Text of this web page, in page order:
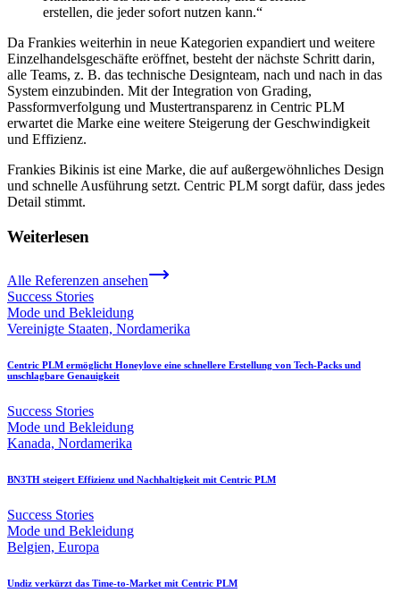
erstellen, die jeder sofort nutzen kann.“
Da Frankies weiterhin in neue Kategorien expandiert und weitere
Einzelhandelsgeschäfte eröffnet, besteht der nächste Schritt darin,
alle Teams, z. B. das technische Designteam, nach und nach in das
System einzubinden. Mit der Integration von Grading,
Passformverfolgung und Mustertransparenz in Centric PLM
erwartet die Marke eine weitere Steigerung der Geschwindigkeit
und Effizienz.
Frankies Bikinis ist eine Marke, die auf außergewöhnliches Design
und schnelle Ausführung setzt. Centric PLM sorgt dafür, dass jedes
Detail stimmt.
Weiterlesen
Alle Referenzen ansehen
Success Stories
Mode und Bekleidung
Vereinigte Staaten, Nordamerika
Centric PLM ermöglicht Honeylove eine schnellere Erstellung von Tech-Packs und
unschlagbare Genauigkeit
Success Stories
Mode und Bekleidung
Kanada, Nordamerika
BN3TH steigert Effizienz und Nachhaltigkeit mit Centric PLM
Success Stories
Mode und Bekleidung
Belgien, Europa
Undiz verkürzt das Time-to-Market mit Centric PLM